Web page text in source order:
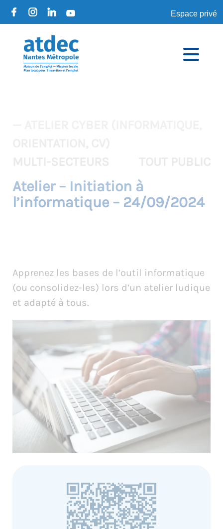
Espace privé
Atelier – Initiation à
l’informatique – 24/09/2024
Apprenez les bases de l’outil informatique
(ou consolidez-les) lors d’un atelier ludique
et adapté à tous.